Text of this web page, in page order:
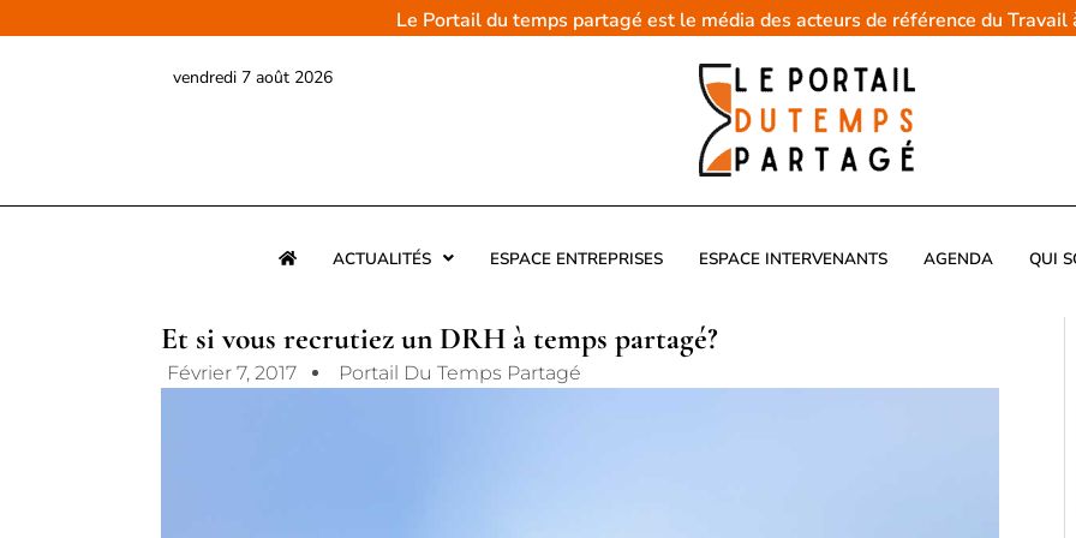
au
Le Portail du temps partagé est le média des acteurs de référence du
vendredi 7 août 2026
ACTUALITÉS ESPACE ENTREPRISES ESPACE INTERVENANTS AGENDA QUI
Et si vous recrutiez un DRH à temps partagé?
Février 7, 2017 Portail Du Temps Partagé